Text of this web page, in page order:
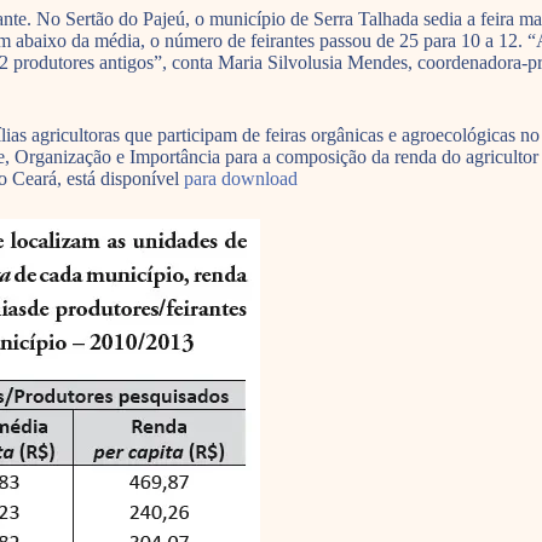
No Sertão do Pajeú, o município de Serra Talhada sedia a feira
da média, o número de feirantes passou de 25 para 10 a 12.
produtores antigos”, conta Maria Silvolusia Mendes,
agricultoras que participam de feiras orgânicas e agroecológicas
e Importância para a composição da renda do
Ceará, está disponível para download